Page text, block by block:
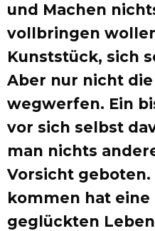
und Machen
vollbringen
Kunststück, sich
Aber nur nicht
wegwerfen. Ein
vor sich selbst
man nichts
Vorsicht geboten.
kommen hat
geglückten